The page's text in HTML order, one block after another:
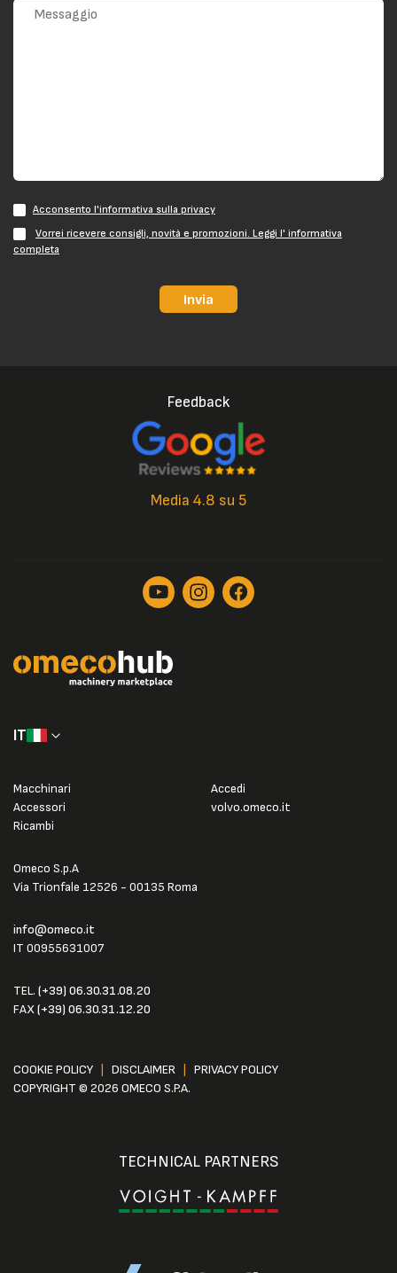
Acconsento l'informativa sulla privacy
Vorrei ricevere consigli, novità e promozioni. Leggi l' informativa
completa
Invia
Feedback
Media 4.8 su 5
IT
Omeco S.p.A
Via Trionfale 12526 - 00135 Roma
info@omeco.it
IT 00955631007
TEL. (+39) 06.30.31.08.20
FAX(+39) 06.30.31.12.20
Macchinari
Accessori
Ricambi
Accedi
volvo.omeco.it
COOKIE POLICY DISCLAIMER
PRIVACY POLICY
COPYRIGHT © 2026 OMECO S.P.A.
TECHNICAL PARTNERS